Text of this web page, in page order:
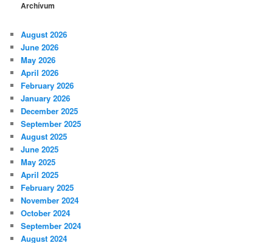
Archívum
August 2026
June 2026
May 2026
April 2026
February 2026
January 2026
December 2025
September 2025
August 2025
June 2025
May 2025
April 2025
February 2025
November 2024
October 2024
September 2024
August 2024